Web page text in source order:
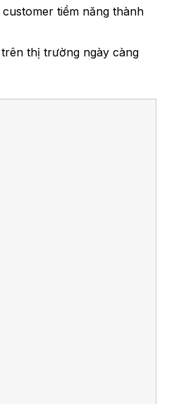
tiềm năng thành
thị trường ngày càng